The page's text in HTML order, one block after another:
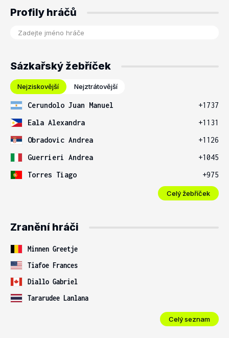
Profily hráčů
Sázkařský žebříček
Nejziskovější Nejztrátovější
Cerundolo Juan Manuel
+1737
Eala Alexandra
+1131
Obradovic Andrea
+1126
Guerrieri Andrea
+1045
Torres Tiago
+975
Celý žebříček
Zranění hráči
Minnen Greetje
Tiafoe Frances
Diallo Gabriel
Tararudee Lanlana
Celý seznam